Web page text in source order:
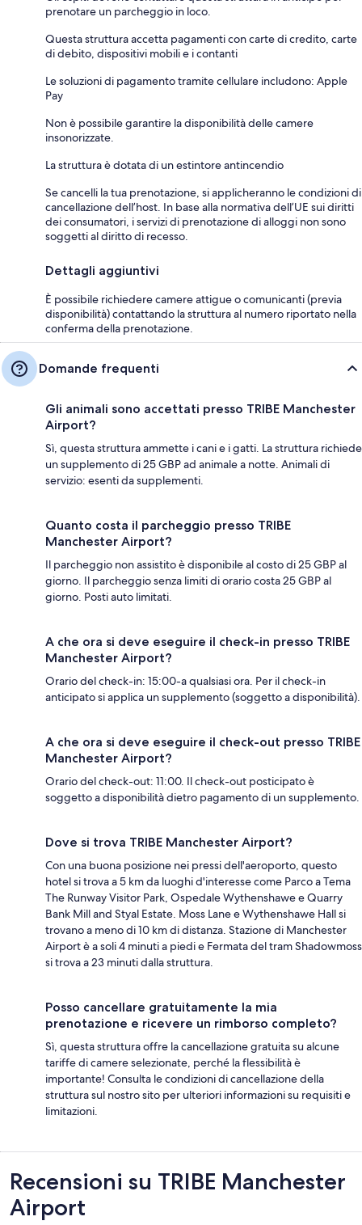
prenotare un parcheggio in loco.
Questa struttura accetta pagamenti con carte di credito, carte
di debito, dispositivi mobili e i contanti
Le soluzioni di pagamento tramite cellulare includono: Apple
Pay
Non è possibile garantire la disponibilità delle camere
insonorizzate.
La struttura è dotata di un estintore antincendio
Se cancelli la tua prenotazione, si applicheranno le condizioni di
cancellazione dell’host. In base alla normativa dell’UE sui diritti
dei consumatori, i servizi di prenotazione di alloggi non sono
soggetti al diritto di recesso.
Dettagli aggiuntivi
È possibile richiedere camere attigue o comunicanti (previa
disponibilità) contattando la struttura al numero riportato nella
conferma della prenotazione.
Domande frequenti
Gli animali sono accettati presso TRIBE Manchester
Airport?
Sì, questa struttura ammette i cani e i gatti. La struttura richiede
un supplemento di 25 GBP ad animale a notte. Animali di
servizio: esenti da supplementi.
Quanto costa il parcheggio presso TRIBE
Manchester Airport?
Il parcheggio non assistito è disponibile al costo di 25 GBP al
giorno. Il parcheggio senza limiti di orario costa 25 GBP al
giorno. Posti auto limitati.
A che ora si deve eseguire il check-in presso TRIBE
Manchester Airport?
Orario del check-in: 15:00-a qualsiasi ora. Per il check-in
anticipato si applica un supplemento (soggetto a disponibilità).
A che ora si deve eseguire il check-out presso TRIBE
Manchester Airport?
Orario del check-out: 11:00. Il check-out posticipato è
soggetto a disponibilità dietro pagamento di un supplemento.
Dove si trova TRIBE Manchester Airport?
Con una buona posizione nei pressi dell'aeroporto, questo
hotel si trova a 5 km da luoghi d'interesse come Parco a Tema
The Runway Visitor Park, Ospedale Wythenshawe e Quarry
Bank Mill and Styal Estate. Moss Lane e Wythenshawe Hall si
trovano a meno di 10 km di distanza. Stazione di Manchester
Airport è a soli 4 minuti a piedi e Fermata del tram Shadowmoss
si trova a 23 minuti dalla struttura.
Posso cancellare gratuitamente la mia
prenotazione e ricevere un rimborso completo?
Sì, questa struttura offre la cancellazione gratuita su alcune
tariffe di camere selezionate, perché la flessibilità è
importante! Consulta le condizioni di cancellazione della
struttura sul nostro sito per ulteriori informazioni su requisiti e
limitazioni.
Recensioni
Recensioni su TRIBE Manchester
Airport